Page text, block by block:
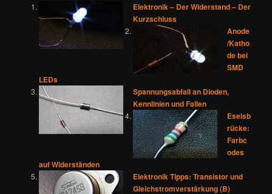
Elektronik – Der Widerstand – Der
Kurzschluss
Anode
/Katho
de bei
SMD
LEDs
Spannungsabfall an Dioden,
Kennlinien und Fallen
Eselsb
rücke:
Farbc
odes
auf Widerständen
Elektronik Tipps: Transistor und
Gleichstromverstärkung (B)